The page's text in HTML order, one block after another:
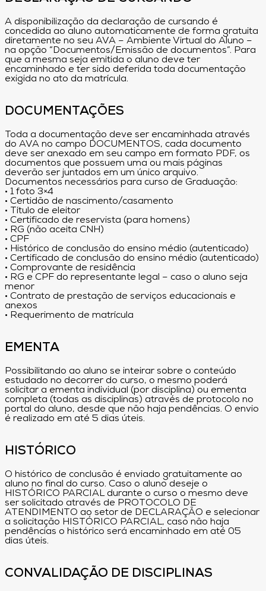
A disponibilização da declaração de cursando é
concedida ao aluno automaticamente de forma gratuita
diretamente no seu AVA – Ambiente Virtual do Aluno –
na opção “Documentos/Emissão de documentos”. Para
que a mesma seja emitida o aluno deve ter
encaminhado e ter sido deferida toda documentação
exigida no ato da matrícula.
DOCUMENTAÇÕES
Toda a documentação deve ser encaminhada através
do AVA no campo DOCUMENTOS, cada documento
deve ser anexado em seu campo em formato PDF, os
documentos que possuem uma ou mais páginas
deverão ser juntados em um único arquivo.
Documentos necessários para curso de Graduação:
• 1 foto 3×4
• Certidão de nascimento/casamento
• Título de eleitor
• Certificado de reservista (para homens)
• RG (não aceita CNH)
• CPF
• Histórico de conclusão do ensino médio (autenticado)
• Certificado de conclusão do ensino médio (autenticado)
• Comprovante de residência
• RG e CPF do representante legal – caso o aluno seja
menor
• Contrato de prestação de serviços educacionais e
anexos
• Requerimento de matrícula
EMENTA
Possibilitando ao aluno se inteirar sobre o conteúdo
estudado no decorrer do curso, o mesmo poderá
solicitar a ementa individual (por disciplina) ou ementa
completa (todas as disciplinas) através de protocolo no
portal do aluno, desde que não haja pendências. O envio
é realizado em até 5 dias úteis.
HISTÓRICO
O histórico de conclusão é enviado gratuitamente ao
aluno no final do curso. Caso o aluno deseje o
HISTÓRICO PARCIAL durante o curso o mesmo deve
ser solicitado através de PROTOCOLO DE
ATENDIMENTO ao setor de DECLARAÇÃO e selecionar
a solicitação HISTÓRICO PARCIAL, caso não haja
pendências o histórico será encaminhado em até 05
dias úteis.
CONVALIDAÇÃO DE DISCIPLINAS